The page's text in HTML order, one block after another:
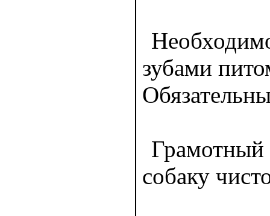
зубами
Грамотный
собаку